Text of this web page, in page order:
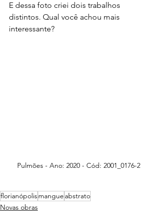
E dessa foto criei dois trabalhos
distintos. Qual você achou mais
interessante?
Pulmões - Ano: 2020 - Cód: 2001_0176-2
florianópolismangue abstrato
Novas obras